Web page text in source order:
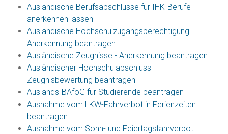
Ausländische Berufsabschlüsse für IHK-Berufe -
anerkennen lassen
Ausländische Hochschulzugangsberechtigung -
Anerkennung beantragen
Ausländische Zeugnisse - Anerkennung beantragen
Ausländischer Hochschulabschluss -
Zeugnisbewertung beantragen
Auslands-BAföG für Studierende beantragen
Ausnahme vom LKW-Fahrverbot in Ferienzeiten
beantragen
Ausnahme vom Sonn- und Feiertagsfahrverbot